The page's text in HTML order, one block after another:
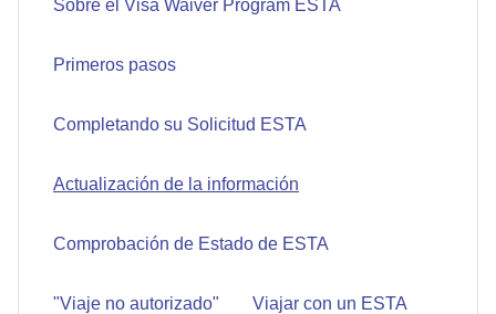
Sobre el Visa Waiver Program ESTA
Primeros pasos
Completando su Solicitud ESTA
Actualización de la información
Comprobación de Estado de ESTA
"Viaje no autorizado" Viajar con un ESTA